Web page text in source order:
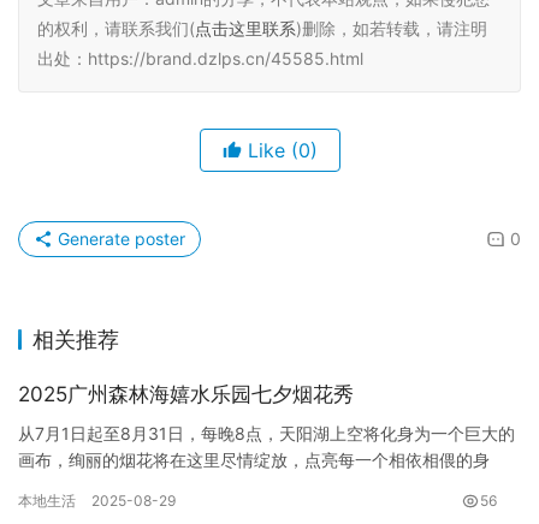
的权利，请联系我们(点击这里联系)删除，如若转载，请注明
出处：https://brand.dzlps.cn/45585.html
Like (0)
0
Generate poster
相关推荐
2025广州森林海嬉水乐园七夕烟花秀
从7月1日起至8月31日，每晚8点，天阳湖上空将化身为一个巨大的
画布，绚丽的烟花将在这里尽情绽放，点亮每一个相依相偎的身
日…
本地生活 2025-08-29 56